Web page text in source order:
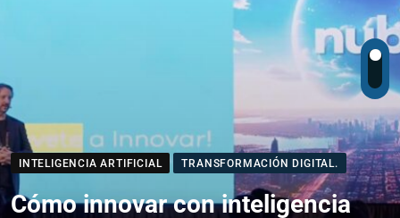
INTELIGENCIA ARTIFICIAL TRANSFORMACIÓN DIGITAL.
Cómo innovar con inteligencia